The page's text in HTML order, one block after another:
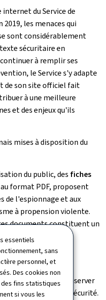
essentiels
sans
personnel, et
Des cookies non
fins statistiques
si vous les
du Service de
les menaces qui
sont considérablement
sécuritaire en
à remplir ses
le Service s'y adapte
de son site officiel fait
à une meilleure
et des enjeux qu'ils
mises à disposition du
du public, des fiches
format PDF, proposent
de l'espionnage et aux
à propension violente.
documents constituent un
sujets complexes.
destinée aux
déplacements
précautions à observer
et de cybersécurité.